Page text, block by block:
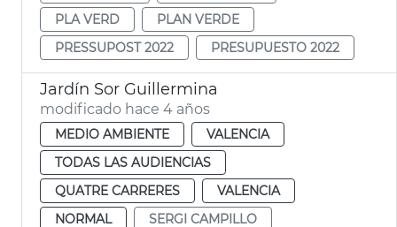
PLA VERD
PLAN VERDE
PRESSUPOST 2022
PRESUPUESTO 2022
Jardín Sor Guillermina
modificado hace 4 años
MEDIO AMBIENTE
VALENCIA
TODAS LAS AUDIENCIAS
QUATRE CARRERES
VALENCIA
NORMAL
SERGI CAMPILLO